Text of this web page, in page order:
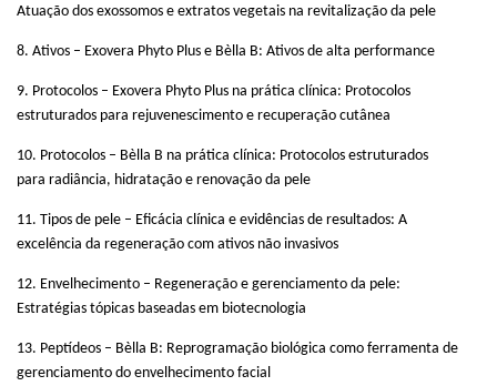
Atuação dos exossomos e extratos vegetais na revitalização da pele
8. Ativos – Exovera Phyto Plus e Bèlla B: Ativos de alta performance
9. Protocolos – Exovera Phyto Plus na prática clínica: Protocolos
estruturados para rejuvenescimento e recuperação cutânea
10. Protocolos – Bèlla B na prática clínica: Protocolos estruturados
para radiância, hidratação e renovação da pele
11. Tipos de pele – Eficácia clínica e evidências de resultados: A
excelência da regeneração com ativos não invasivos
12. Envelhecimento – Regeneração e gerenciamento da pele:
Estratégias tópicas baseadas em biotecnologia
13. Peptídeos – Bèlla B: Reprogramação biológica como ferramenta de
gerenciamento do envelhecimento facial